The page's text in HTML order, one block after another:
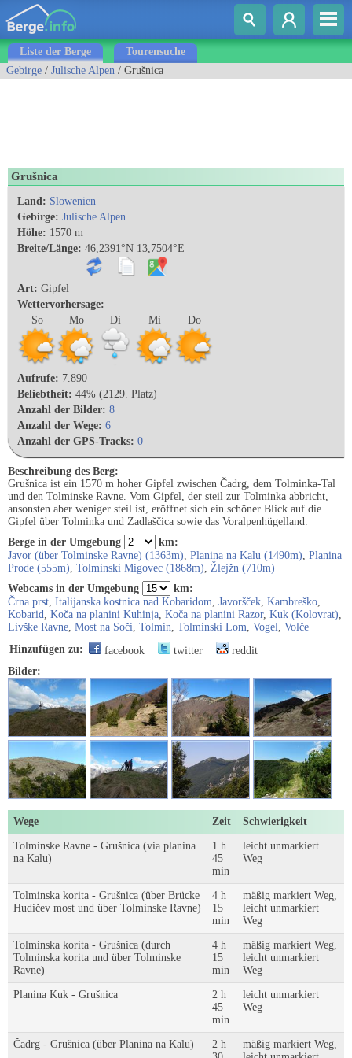
Liste der Berge
Tourensuche
Gebirge / Julische Alpen / Grušnica
Grušnica
Land: Slowenien
Gebirge: Julische Alpen
Höhe: 1570 m
Breite/Länge: 46,2391°N 13,7504°E
Art: Gipfel
Wettervorhersage:
So
Mo Di Mi Do
Aufrufe: 7.890
Beliebtheit: 44% (2129. Platz)
Anzahl der Bilder: 8
Anzahl der Wege: 6
Anzahl der GPS-Tracks: 0
Beschreibung des Berg:
Grušnica ist ein 1570 m hoher Gipfel zwischen Čadrg, dem Tolminka-Tal
und den Tolminske Ravne. Vom Gipfel, der steil zur Tolminka abbricht,
ansonsten aber weniger steil ist, eröffnet sich ein schöner Blick auf die
Gipfel über Tolminka und Zadlaščica sowie das Voralpenhügelland.
Berge in der Umgebung
km:
Javor (über Tolminske Ravne) (1363m), Planina na Kalu (1490m), Planina
Prode (555m), Tolminski Migovec (1868m), Žlejžn (710m)
Webcams in der Umgebung
km:
Črna prst, Italijanska kostnica nad Kobaridom, Javoršček, Kambreško,
Kobarid, Koča na planini Kuhinja, Koča na planini Razor, Kuk (Kolovrat),
Livške Ravne, Most na Soči, Tolmin, Tolminski Lom, Vogel, Volče
Hinzufügen zu:
facebook twitter
reddit
Bilder:
Wege Zeit Schwierigkeit
Tolminske Ravne - Grušnica (via planina
na Kalu)
1 h
45
min
leicht unmarkiert
Weg
Tolminska korita - Grušnica (über Brücke
Hudičev most und über Tolminske Ravne)
4 h
15
min
mäßig markiert Weg,
leicht unmarkiert
Weg
Tolminska korita - Grušnica (durch
Tolminska korita und über Tolminske
Ravne)
4 h
15
min
mäßig markiert Weg,
leicht unmarkiert
Weg
Planina Kuk - Grušnica
2 h
45
min
leicht unmarkiert
Weg
Čadrg - Grušnica (über Planina na Kalu)
2 h
mäßig markiert Weg,